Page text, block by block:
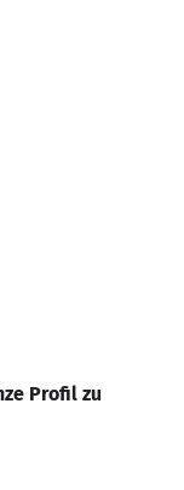
Profil zu